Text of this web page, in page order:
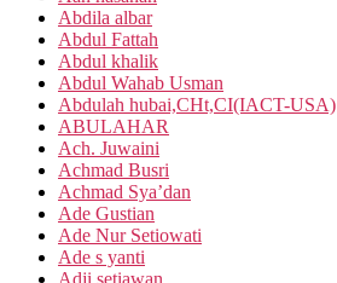
Abdila albar
Abdul Fattah
Abdul khalik
Abdul Wahab Usman
Abdulah hubai,CHt,CI(IACT-USA)
ABULAHAR
Ach. Juwaini
Achmad Busri
Achmad Sya’dan
Ade Gustian
Ade Nur Setiowati
Ade s yanti
Adji setiawan